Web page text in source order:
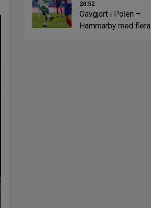
20:52
Oavgjort i Polen –
Hammarby med flera